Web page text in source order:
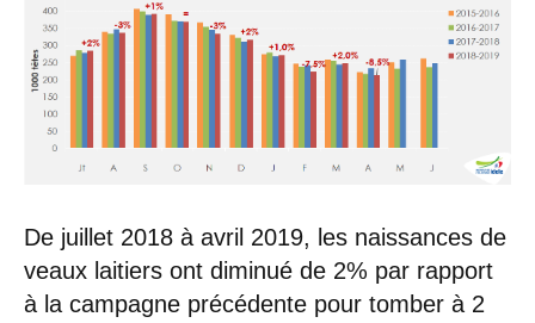
De juillet 2018 à avril 2019, les naissances de
veaux laitiers ont diminué de 2% par rapport
à la campagne précédente pour tomber à 2